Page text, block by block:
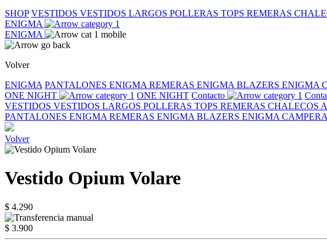
SHOP VESTIDOS VESTIDOS LARGOS POLLERAS TOPS REMERAS
ENIGMA
ENIGMA
Volver
ENIGMA PANTALONES ENIGMA REMERAS ENIGMA BLAZERS ENIGMA
ONE NIGHT
ONE NIGHT Contacto
VESTIDOS VESTIDOS LARGOS POLLERAS TOPS REMERAS CHALECOS
PANTALONES ENIGMA REMERAS ENIGMA BLAZERS ENIGMA
Volver
Vestido Opium Volare
$ 4.290
$ 3.900